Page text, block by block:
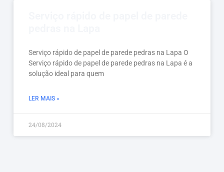
Serviço rápido de papel de parede pedras na Lapa O
Serviço rápido de papel de parede pedras na Lapa é a
solução ideal para quem
LER MAIS »
24/08/2024